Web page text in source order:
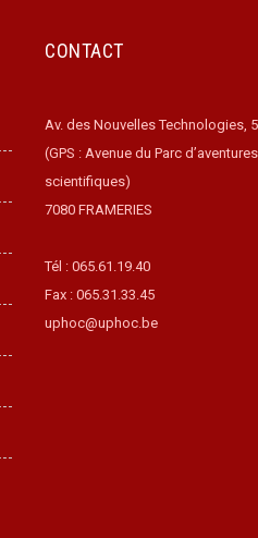
CONTACT
Av. des Nouvelles Technologies,
(GPS : Avenue du Parc d’aventures
scientifiques)
7080 FRAMERIES
Tél : 065.61.19.40
Fax : 065.31.33.45
uphoc@uphoc.be